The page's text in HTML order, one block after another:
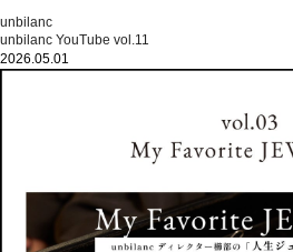
unbilanc
unbilanc YouTube vol.11
2026.05.01